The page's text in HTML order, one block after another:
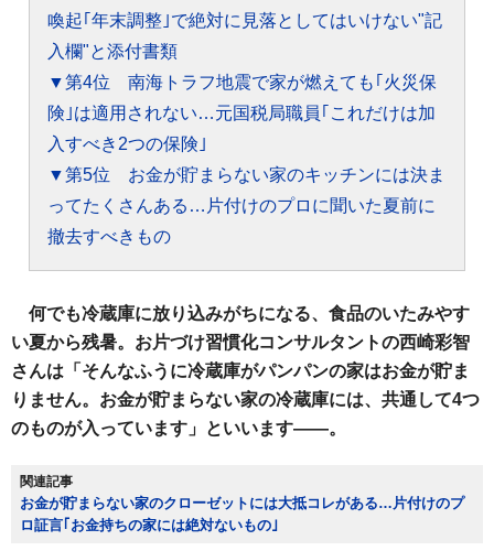
喚起｢年末調整｣で絶対に見落としてはいけない"記
入欄"と添付書類
▼第4位 南海トラフ地震で家が燃えても｢火災保
険｣は適用されない…元国税局職員｢これだけは加
入すべき2つの保険｣
▼第5位 お金が貯まらない家のキッチンには決ま
ってたくさんある…片付けのプロに聞いた夏前に
撤去すべきもの
何でも冷蔵庫に放り込みがちになる、食品のいたみやす
い夏から残暑。お片づけ習慣化コンサルタントの西崎彩智
さんは「そんなふうに冷蔵庫がパンパンの家はお金が貯ま
りません。お金が貯まらない家の冷蔵庫には、共通して4つ
のものが入っています」といいます――。
関連記事
お金が貯まらない家のクローゼットには大抵コレがある…片付けのプ
ロ証言｢お金持ちの家には絶対ないもの｣